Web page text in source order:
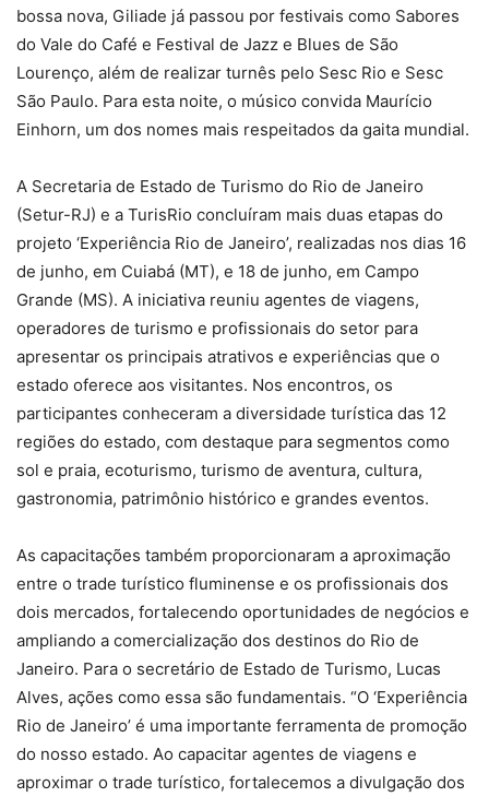
bossa nova, Giliade já passou por festivais como Sabores
do Vale do Café e Festival de Jazz e Blues de São
Lourenço, além de realizar turnês pelo Sesc Rio e Sesc
São Paulo. Para esta noite, o músico convida Maurício
Einhorn, um dos nomes mais respeitados da gaita mundial.
A Secretaria de Estado de Turismo do Rio de Janeiro
(Setur-RJ) e a TurisRio concluíram mais duas etapas do
projeto ‘Experiência Rio de Janeiro’, realizadas nos dias 16
de junho, em Cuiabá (MT), e 18 de junho, em Campo
Grande (MS). A iniciativa reuniu agentes de viagens,
operadores de turismo e profissionais do setor para
apresentar os principais atrativos e experiências que o
estado oferece aos visitantes. Nos encontros, os
participantes conheceram a diversidade turística das 12
regiões do estado, com destaque para segmentos como
sol e praia, ecoturismo, turismo de aventura, cultura,
gastronomia, patrimônio histórico e grandes eventos.
As capacitações também proporcionaram a aproximação
entre o trade turístico fluminense e os profissionais dos
dois mercados, fortalecendo oportunidades de negócios e
ampliando a comercialização dos destinos do Rio de
Janeiro. Para o secretário de Estado de Turismo, Lucas
Alves, ações como essa são fundamentais. “O ‘Experiência
Rio de Janeiro’ é uma importante ferramenta de promoção
do nosso estado. Ao capacitar agentes de viagens e
aproximar o trade turístico, fortalecemos a divulgação dos